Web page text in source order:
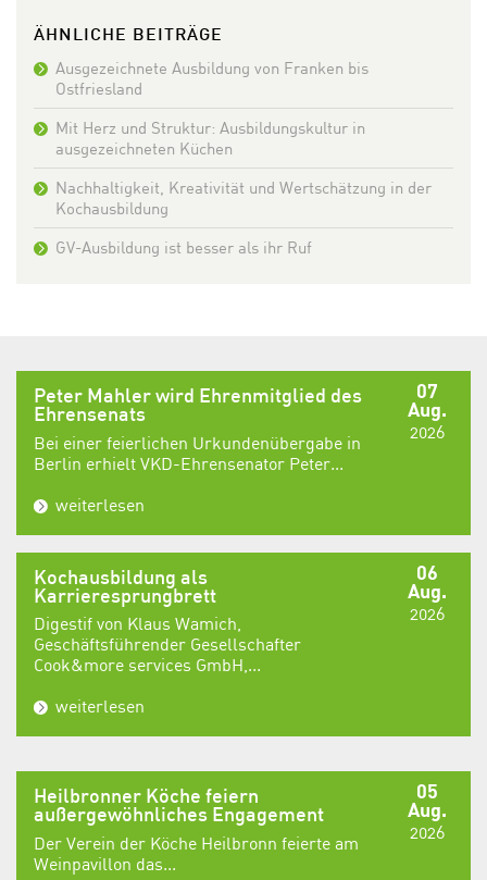
ÄHNLICHE BEITRÄGE
Ausgezeichnete Ausbildung von Franken bis
Ostfriesland
Mit Herz und Struktur: Ausbildungskultur in
ausgezeichneten Küchen
Nachhaltigkeit, Kreativität und Wertschätzung in der
Kochausbildung
GV-Ausbildung ist besser als ihr Ruf
07
Aug.
2026
Peter Mahler wird Ehrenmitglied des
Ehrensenats
Bei einer feierlichen Urkundenübergabe in
Berlin erhielt VKD-Ehrensenator Peter...
weiterlesen
06
Aug.
2026
Kochausbildung als
Karrieresprungbrett
Digestif von Klaus Wamich,
Geschäftsführender Gesellschafter
Cook&more services GmbH,...
weiterlesen
05
Aug.
2026
Heilbronner Köche feiern
außergewöhnliches Engagement
Der Verein der Köche Heilbronn feierte am
Weinpavillon das...